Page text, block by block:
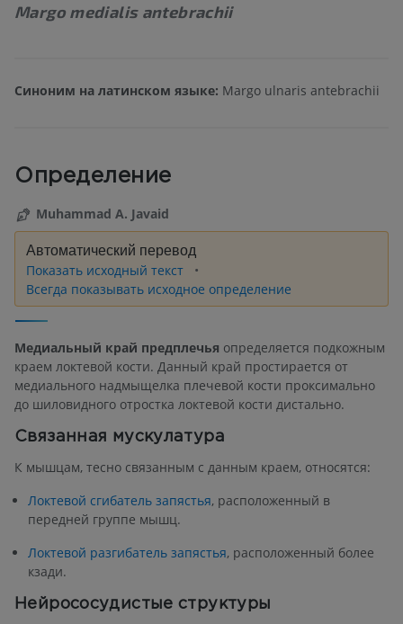
Margo medialis antebrachii
Синоним на латинском языке: Margo ulnaris antebrachii
Определение
Muhammad A. Javaid
Автоматический перевод
Показать исходный текст
Всегда показывать исходное определение
Медиальный край предплечья определяется подкожным
краем локтевой кости. Данный край простирается от
медиального надмыщелка плечевой кости проксимально
до шиловидного отростка локтевой кости дистально.
Связанная мускулатура
К мышцам, тесно связанным с данным краем, относятся:
Локтевой сгибатель запястья, расположенный в
передней группе мышц.
Локтевой разгибатель запястья, расположенный более
кзади.
Нейрососудистые структуры